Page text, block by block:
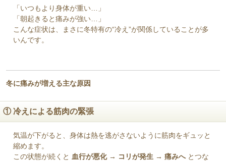
「いつもより身体が重い…」
「朝起きると痛みが強い…」
こんな症状は、まさに冬特有の“冷え”が関係していることが多
いんです。
冬に痛みが増える主な原因
① 冷えによる筋肉の緊張
気温が下がると、身体は熱を逃がさないように筋肉をギュッと
縮めます。
この状態が続くと 血行が悪化 → コリが発生 → 痛みへ とつな